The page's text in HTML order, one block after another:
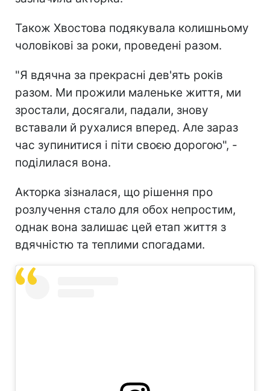
Також Хвостова подякувала колишньому
чоловікові за роки, проведені разом.
"Я вдячна за прекрасні дев'ять років
разом. Ми прожили маленьке життя, ми
зростали, досягали, падали, знову
вставали й рухалися вперед. Але зараз
час зупинитися і піти своєю дорогою", -
поділилася вона.
Акторка зізналася, що рішення про
розлучення стало для обох непростим,
однак вона залишає цей етап життя з
вдячністю та теплими спогадами.